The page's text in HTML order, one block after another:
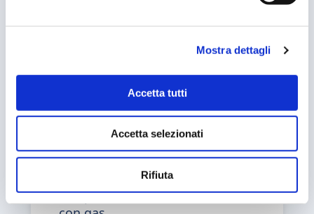
Mostra dettagli
Accetta tutti
Accetta selezionati
Rifiuta
Aspirapolveri
Computer
Stampanti
Giocattoli elettrici
Lampade al neon, fluorescenti e